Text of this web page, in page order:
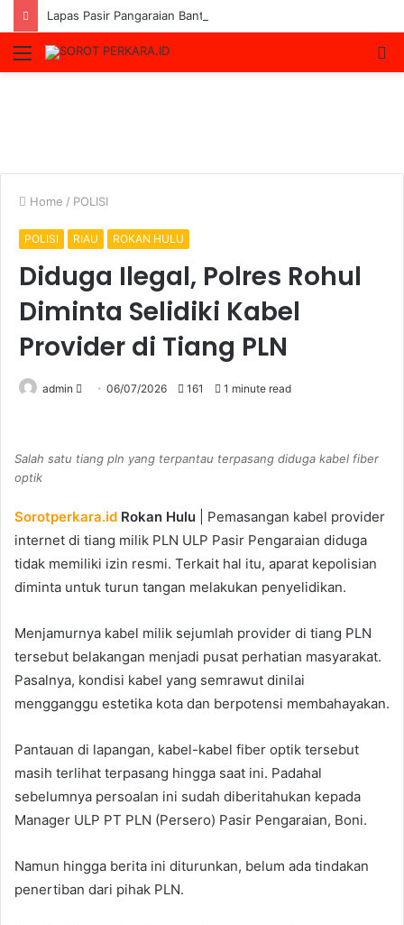
Menu
Home / POLISI
POLISI RIAU ROKAN HULU
Diduga Ilegal, Polres Rohul
Diminta Selidiki Kabel
Provider di Tiang PLN
admin
Send06/07/2026 161 1 minute read
Salah satu tiang pln yang terpantau terpasang diduga kabel fiber
optik
Sorotperkara.id Rokan Hulu | Pemasangan kabel provider
internet di tiang milik PLN ULP Pasir Pengaraian diduga
tidak memiliki izin resmi. Terkait hal itu, aparat kepolisian
diminta untuk turun tangan melakukan penyelidikan.
Menjamurnya kabel milik sejumlah provider di tiang PLN
tersebut belakangan menjadi pusat perhatian masyarakat.
Pasalnya, kondisi kabel yang semrawut dinilai
mengganggu estetika kota dan berpotensi membahayakan.
Pantauan di lapangan, kabel-kabel fiber optik tersebut
masih terlihat terpasang hingga saat ini. Padahal
sebelumnya persoalan ini sudah diberitahukan kepada
Manager ULP PT PLN (Persero) Pasir Pengaraian, Boni.
Namun hingga berita ini diturunkan, belum ada tindakan
penertiban dari pihak PLN.